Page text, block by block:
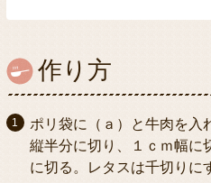
作り方
ポリ袋に（ａ）と牛肉を入
縦半分に切り、１ｃｍ幅に
に切る。レタスは千切りに